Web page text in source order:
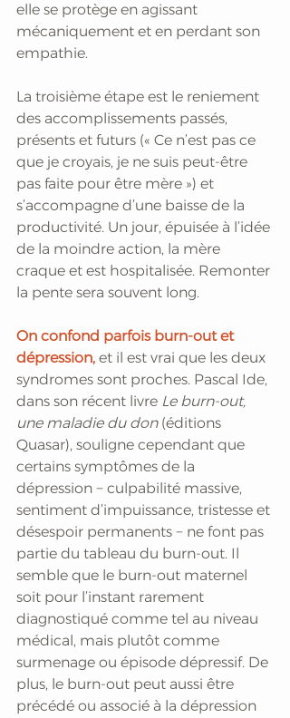
elle se protège en agissant
mécaniquement et en perdant son
empathie.
La troisième étape est le reniement
des accomplissements passés,
présents et futurs (« Ce n’est pas ce
que je croyais, je ne suis peut-être
pas faite pour être mère ») et
s’accompagne d’une baisse de la
productivité. Un jour, épuisée à l’idée
de la moindre action, la mère
craque et est hospitalisée. Remonter
la pente sera souvent long.
On confond parfois burn-out et
dépression, et il est vrai que les deux
syndromes sont proches. Pascal Ide,
dans son récent livre Le burn-out,
une maladie du don (éditions
Quasar), souligne cependant que
certains symptômes de la
dépression − culpabilité massive,
sentiment d’impuissance, tristesse et
désespoir permanents − ne font pas
partie du tableau du burn-out. Il
semble que le burn-out maternel
soit pour l’instant rarement
diagnostiqué comme tel au niveau
médical, mais plutôt comme
surmenage ou épisode dépressif. De
plus, le burn-out peut aussi être
précédé ou associé à la dépression